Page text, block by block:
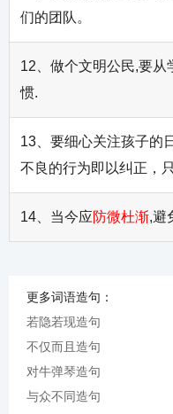
们的团队。
12、做个文明公民,要从
惯.
13、要细心关注孩子的
不良的行为即以纠正，
14、当今应防微杜渐,避
更多词语造句：
若隐若现造句
不仅而且造句
对牛弹琴造句
与众不同造句